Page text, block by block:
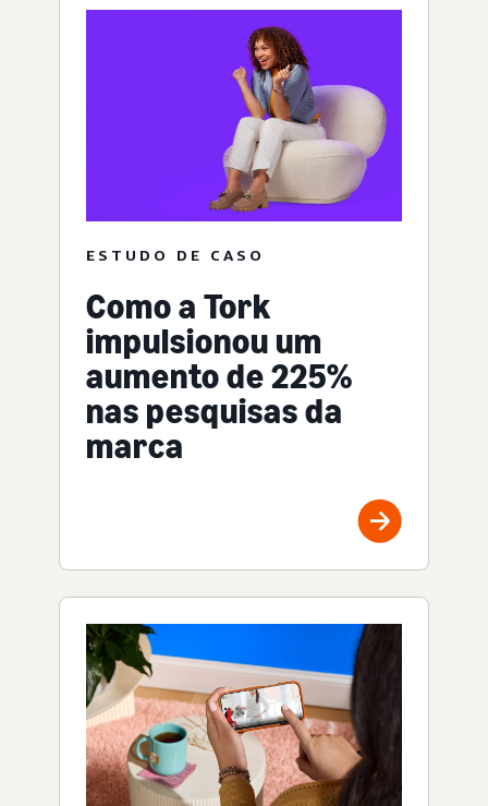
ESTUDO DE CASO
Como a Tork
impulsionou um
aumento de 225%
nas pesquisas da
marca